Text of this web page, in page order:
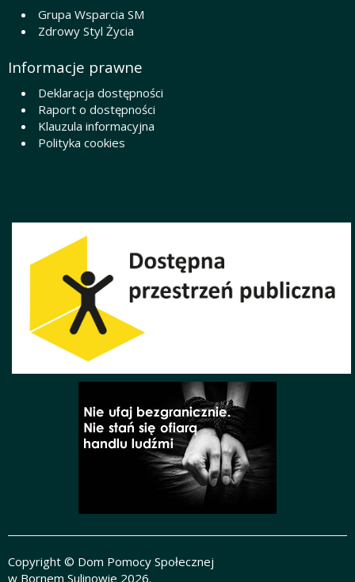
Grupa Wsparcia SM
Zdrowy Styl Życia
Informacje prawne
Deklaracja dostępności
Raport o dostępności
Klauzula informacyjna
Polityka cookies
Copyright © Dom Pomocy Społecznej
w Bornem Sulinowie 2026.